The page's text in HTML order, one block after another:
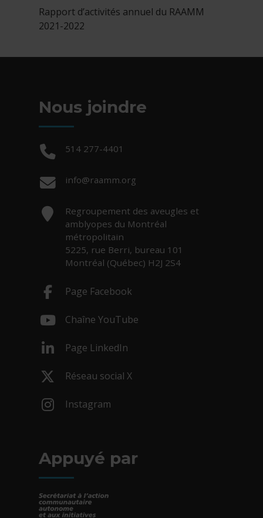
Rapport d’activités annuel du RAAMM
2021-2022
Nous joindre
Téléphone :
514 277-4401
Courriel :
info@raamm.org
Adresse :
Regroupement des aveugles et
amblyopes du Montréal
métropolitain
5225, rue Berri, bureau 101
Montréal (Québec) H2J 2S4
Page Facebook
Chaîne YouTube
Page LinkedIn
Réseau social X
Instagram
Appuyé par